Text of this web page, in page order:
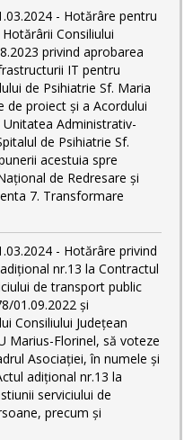
- Hotărâre pentru
Consiliului
privind aprobarea
IT pentru
de Psihiatrie Sf. Maria
de proiect și a Acordului
Administrativ-
de Psihiatrie Sf.
acestuia spre
de Redresare și
7. Transformare
- Hotărâre privind
nr.13 la Contractul
de transport public
01.09.2022 și
Consiliului Județean
Marius-Florinel, să voteze
Asociației, în numele și
adițional nr.13 la
serviciului de
precum și